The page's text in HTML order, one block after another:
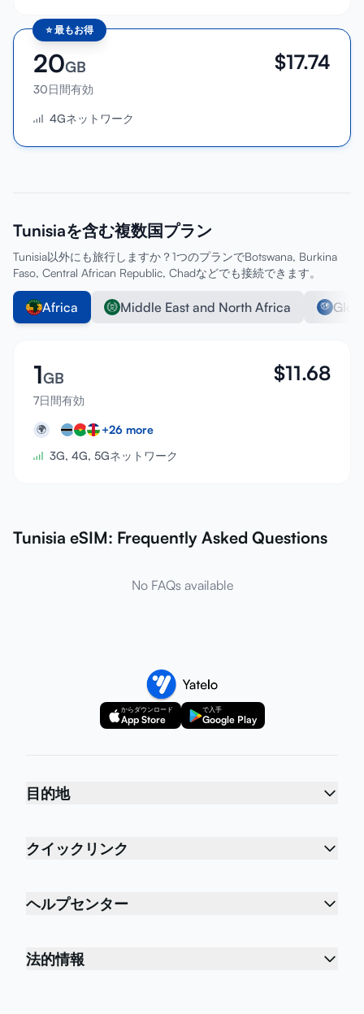
⭐最もお得
20GB
30日間有効
$17.74
4Gネットワーク
Tunisiaを含む複数国プラン
Tunisia以外にも旅行しますか？1つのプランでBotswana, Burkina
Faso, Central African Republic, Chadなどでも接続できます。
Africa Middle East and North Africa
1GB
7日間有効
$11.68
🌍 +26 more
3G, 4G, 5Gネットワーク
Tunisia eSIM: Frequently Asked Questions
No FAQs available
からダウンロード
App Store
で入手
Google Play
目的地
クイックリンク
ヘルプセンター
法的情報